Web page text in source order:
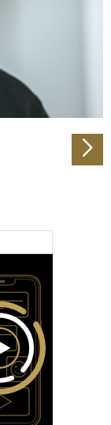
zu
anbieten
zu
zu Ihrer
für
Unsere
mit